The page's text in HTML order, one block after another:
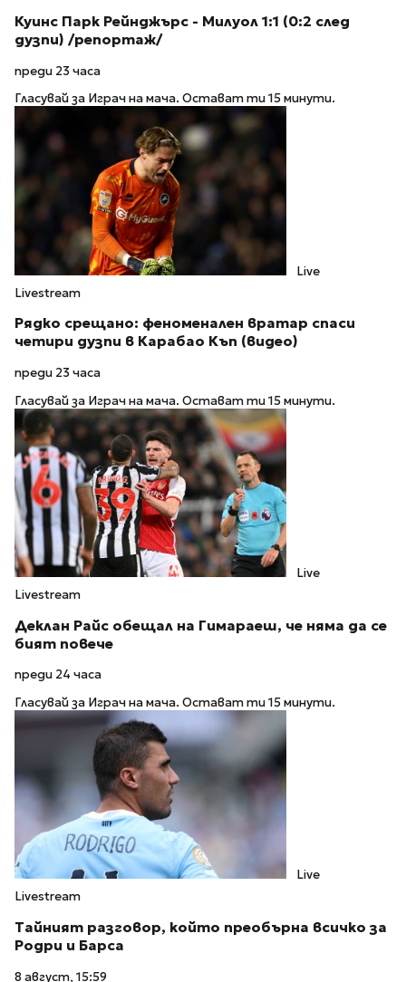
Куинс Парк Рейнджърс - Милуол 1:1 (0:2 след
дузпи) /репортаж/
преди 23 часа
Гласувай за Играч на мача. Остават ти 15 минути.
Live
Livestream
Рядко срещано: феноменален вратар спаси
четири дузпи в Карабао Къп (видео)
преди 23 часа
Гласувай за Играч на мача. Остават ти 15 минути.
Live
Livestream
Деклан Райс обещал на Гимараеш, че няма да се
бият повече
преди 24 часа
Гласувай за Играч на мача. Остават ти 15 минути.
Live
Livestream
Тайният разговор, който преобърна всичко за
Родри и Барса
8 август, 15:59